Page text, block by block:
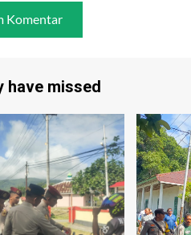
have missed